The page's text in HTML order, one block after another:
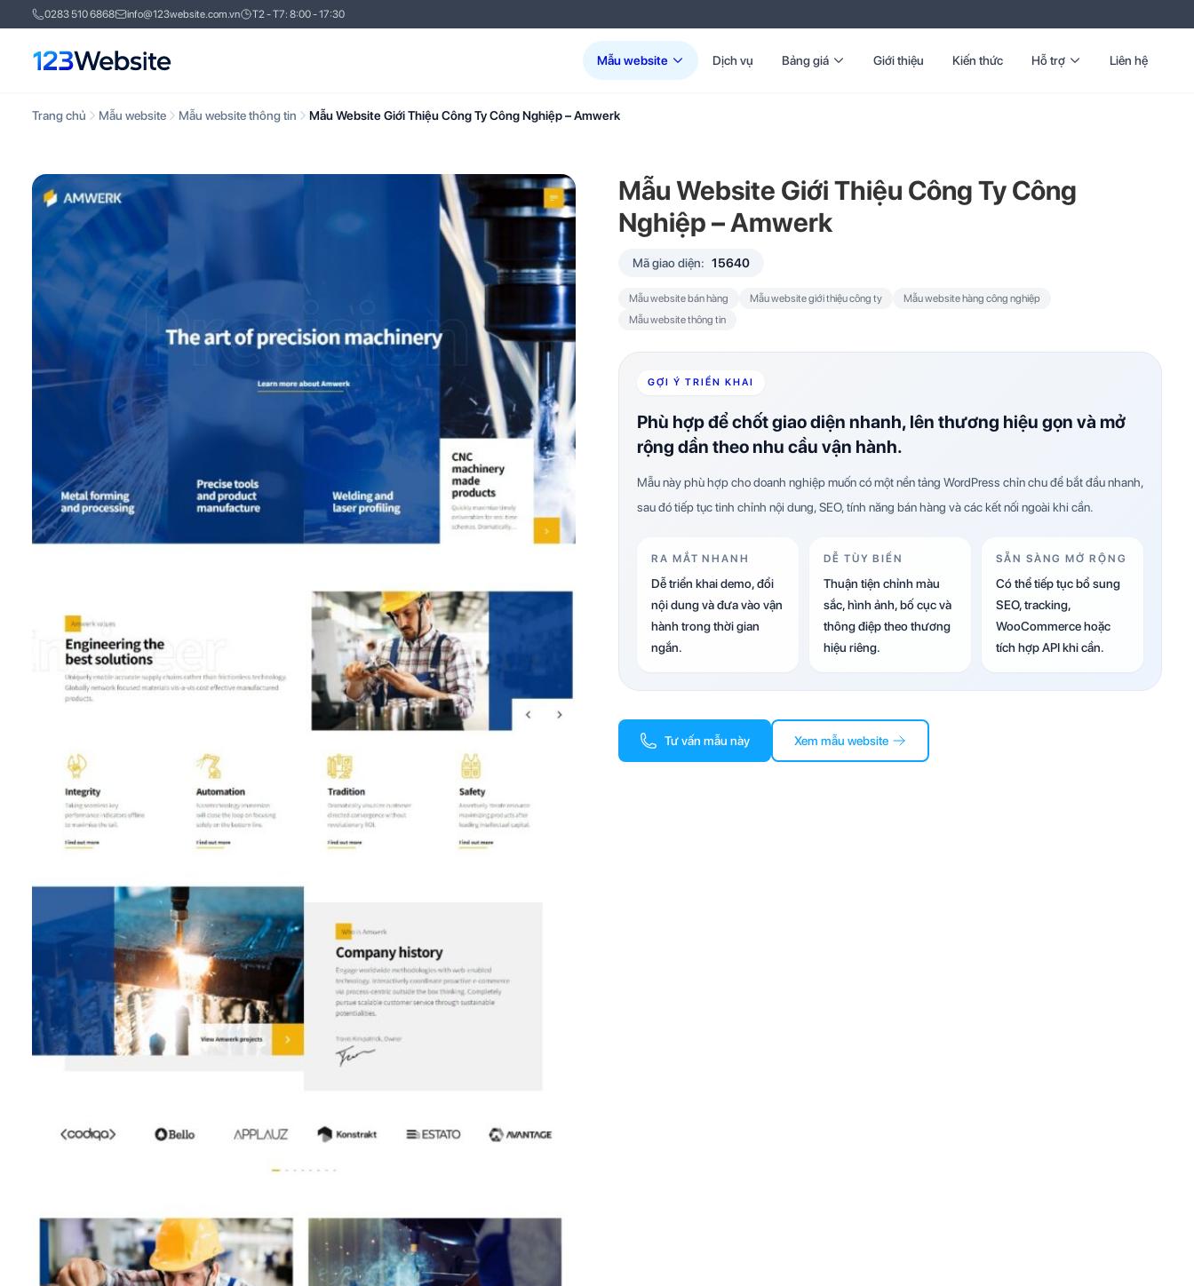
0283 510 6868 info@123website.com.vn T2 - T7: 8:00 - 17:30
Mẫu website Dịch vụ Bảng giá Giới thiệu Kiến thức Hỗ trợ Liên hệ
Trang chủ Mẫu website Mẫu website thông tin Mẫu Website Giới Thiệu Công Ty Công Nghiệp – Amwerk
Mẫu Website Giới Thiệu Công Ty Công
Nghiệp – Amwerk
Mã giao diện: 15640
Mẫu website bán hàng Mẫu website giới thiệu công ty
Mẫu website hàng công nghiệp
Mẫu website thông tin
GỢI Ý TRIỂN KHAI
Phù hợp để chốt giao diện nhanh, lên thương hiệu gọn và mở
rộng dần theo nhu cầu vận hành.
Mẫu này phù hợp cho doanh nghiệp muốn có một nền tảng WordPress chỉn chu để bắt đầu nhanh,
sau đó tiếp tục tinh chỉnh nội dung, SEO, tính năng bán hàng và các kết nối ngoài khi cần.
RA MẮT NHANH
Dễ triển khai demo, đổi
nội dung và đưa vào vận
hành trong thời gian
ngắn.
DỄ TÙY BIẾN
Thuận tiện chỉnh màu
sắc, hình ảnh, bố cục và
thông điệp theo thương
hiệu riêng.
SẴN SÀNG MỞ RỘNG
Có thể tiếp tục bổ sung
SEO, tracking,
WooCommerce hoặc
tích hợp API khi cần.
Tư vấn mẫu này Xem mẫu website